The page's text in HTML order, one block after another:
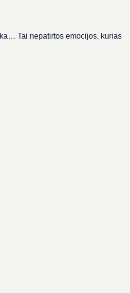
Tai nepatirtos emocijos, kurias